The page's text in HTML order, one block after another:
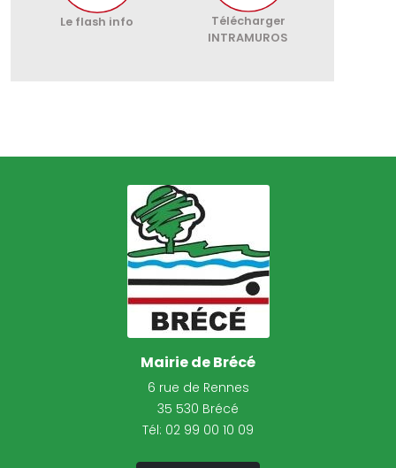
Le flash info
Télécharger
INTRAMUROS
Mairie de Brécé
6 rue de Rennes
35 530 Brécé
Tél: 02 99 00 10 09